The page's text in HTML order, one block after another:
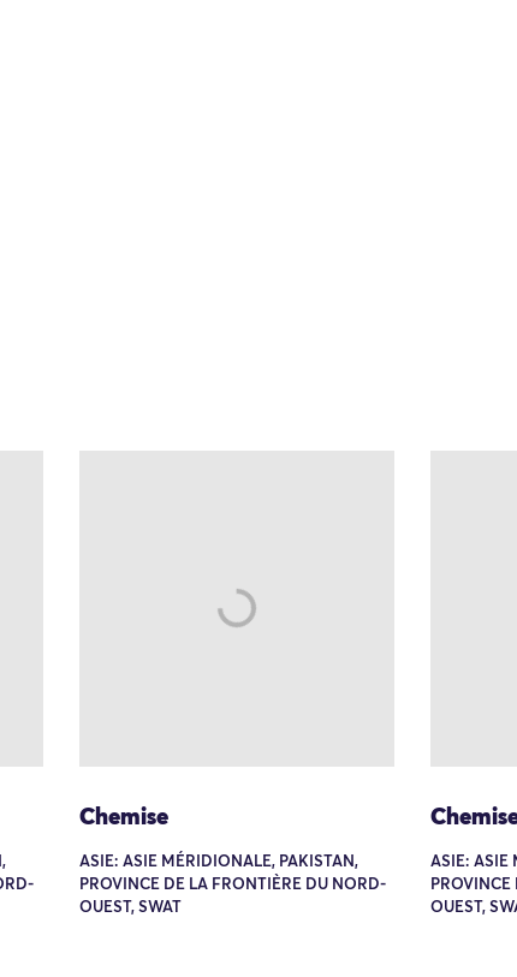
Chemise
ASIE: ASIE MÉRIDIONALE, PAKISTAN,
PROVINCE DE LA FRONTIÈRE DU NORD-
OUEST, SWAT
ASIE: ASIE
OUEST,